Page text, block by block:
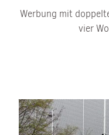
Werbung mit
vier